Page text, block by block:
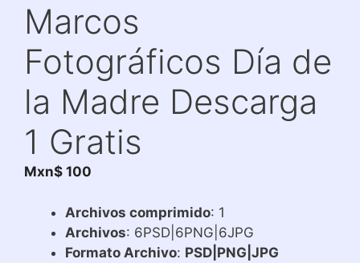
Marcos
Fotográficos Día de
la Madre Descarga
1 Gratis
Mxn$ 100
Archivos comprimido: 1
Archivos: 6PSD|6PNG|6JPG
Formato Archivo: PSD|PNG|JPG